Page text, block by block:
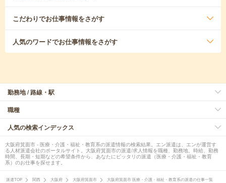
こだわりでお仕事情報をさがす
人気のワードでお仕事情報をさがす
勤務地 / 路線・駅
職種
人気の検索インデックス
大阪府箕面市 - 医療・介護・福祉・教育系の派遣情報の検索結果。エン派遣は、エンが運営す
る人材派遣会社のポータルサイト。大阪府箕面市の派遣/求人情報を職種、勤務地、時給、勤務
時間、長期・短期などの希望条件から、あなたにピッタリの派遣（医療・介護・福祉・教育
系）のお仕事を探せます。
派遣TOP 関西 大阪府 大阪府箕面市 大阪府箕面市 医療・介護・福祉・教育系の派遣の仕事一覧